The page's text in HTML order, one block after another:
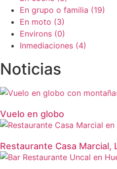
En grupo o familia (19)
En moto (3)
Environs (0)
Inmediaciones (4)
Noticias
Vuelo en globo
Restaurante Casa Marcial,